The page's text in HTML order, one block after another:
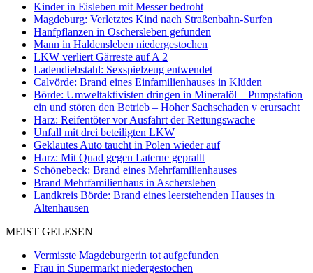
Kinder in Eisleben mit Messer bedroht
Magdeburg: Verletztes Kind nach Straßenbahn-Surfen
Hanfpflanzen in Oschersleben gefunden
Mann in Haldensleben niedergestochen
LKW verliert Gärreste auf A 2
Ladendiebstahl: Sexspielzeug entwendet
Calvörde: Brand eines Einfamilienhauses in Klüden
Börde: Umweltaktivisten dringen in Mineralöl – Pumpstation
ein und stören den Betrieb – Hoher Sachschaden v erursacht
Harz: Reifentöter vor Ausfahrt der Rettungswache
Unfall mit drei beteiligten LKW
Geklautes Auto taucht in Polen wieder auf
Harz: Mit Quad gegen Laterne geprallt
Schönebeck: Brand eines Mehrfamilienhauses
Brand Mehrfamilienhaus in Aschersleben
Landkreis Börde: Brand eines leerstehenden Hauses in
Altenhausen
MEIST GELESEN
Vermisste Magdeburgerin tot aufgefunden
Frau in Supermarkt niedergestochen